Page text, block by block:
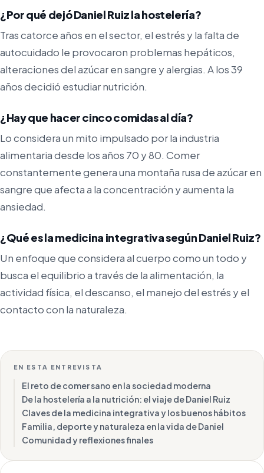
¿Por qué dejó Daniel Ruiz la hostelería?
Tras catorce años en el sector, el estrés y la falta de
autocuidado le provocaron problemas hepáticos,
alteraciones del azúcar en sangre y alergias. A los 39
años decidió estudiar nutrición.
¿Hay que hacer cinco comidas al día?
Lo considera un mito impulsado por la industria
alimentaria desde los años 70 y 80. Comer
constantemente genera una montaña rusa de azúcar en
sangre que afecta a la concentración y aumenta la
ansiedad.
¿Qué es la medicina integrativa según Daniel Ruiz?
Un enfoque que considera al cuerpo como un todo y
busca el equilibrio a través de la alimentación, la
actividad física, el descanso, el manejo del estrés y el
contacto con la naturaleza.
EN ESTA ENTREVISTA
El reto de comer sano en la sociedad moderna
De la hostelería a la nutrición: el viaje de Daniel Ruiz
Claves de la medicina integrativa y los buenos hábitos
Familia, deporte y naturaleza en la vida de Daniel
Comunidad y reflexiones finales